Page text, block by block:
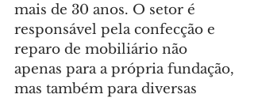
mais de 30 anos. O setor é
responsável pela confecção e
reparo de mobiliário não
apenas para a própria fundação,
mas também para diversas